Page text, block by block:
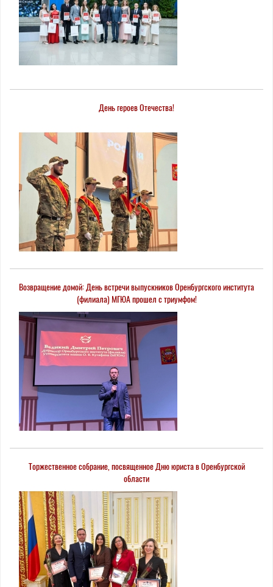
День героев Отечества!
Возвращение домой: День встречи выпускников Оренбургского института
(филиала) МГЮА прошел с триумфом!
Торжественное собрание, посвященное Дню юриста в Оренбургской
области